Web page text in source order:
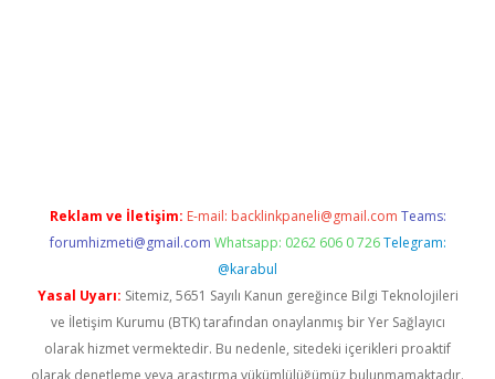
Reklam ve İletişim: E-mail: backlinkpaneli@gmail.com Teams:
forumhizmeti@gmail.com Whatsapp: 0262 606 0 726 Telegram:
@karabul
Yasal Uyarı: Sitemiz, 5651 Sayılı Kanun gereğince Bilgi Teknolojileri
ve İletişim Kurumu (BTK) tarafından onaylanmış bir Yer Sağlayıcı
olarak hizmet vermektedir. Bu nedenle, sitedeki içerikleri proaktif
olarak denetleme veya araştırma yükümlülüğümüz bulunmamaktadır.